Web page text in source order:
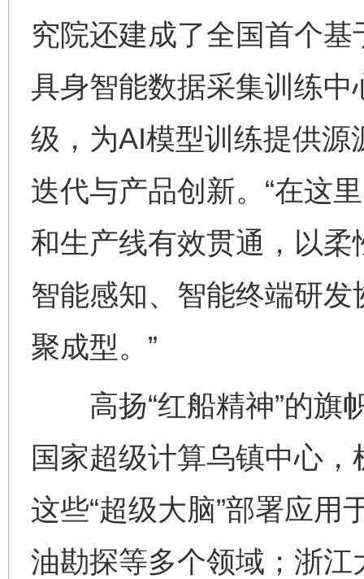
究院还建成了全国首个
具身智能数据采集训练
级，为AI模型训练提供源
迭代与产品创新。“在这
和生产线有效贯通，以
智能感知、智能终端研
聚成型。”
高扬“红船精神”的旗
国家超级计算乌镇中心
这些“超级大脑”部署应用
油勘探等多个领域；浙